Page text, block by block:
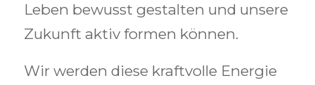
Leben bewusst gestalten und unsere
Zukunft aktiv formen können.
Wir werden diese kraftvolle Energie